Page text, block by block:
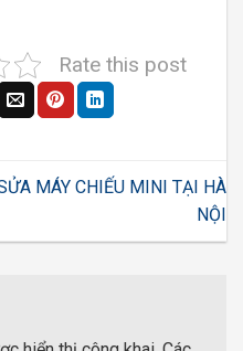
Rate this post
MÁY CHIẾU MINI TẠI HÀ
NỘI